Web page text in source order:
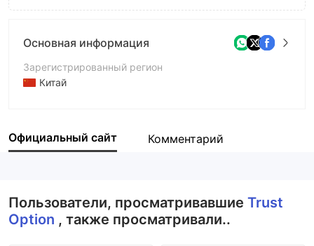
Основная информация
Зарегистрированный регион
Китай
Компания
Официальный сайт Комментарий
Пользователи, просматривавшие Trust
Option , также просматривали..